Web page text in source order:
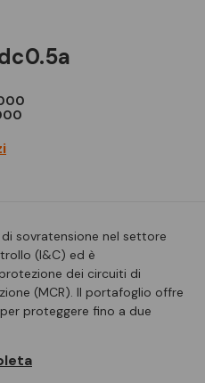
sovratensione nel settore
(I&C) ed è
dei circuiti di
(MCR). Il portafoglio offre
proteggere fino a due